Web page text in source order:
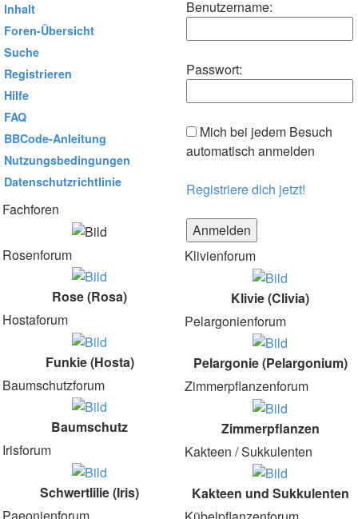
Inhalt
Foren-Übersicht
Suche
Registrieren
Hilfe
FAQ
BBCode-Anleitung
Nutzungsbedingungen
Datenschutzrichtlinie
Fachforen
Rosenforum
Rose (Rosa)
Hostaforum
Funkie (Hosta)
Baumschutzforum
Baumschutz
Irisforum
Schwertlilie (Iris)
Benutzername:
Passwort:
Mich bei jedem Besuch
automatisch anmelden
Registriere dich jetzt!
Klivienforum
Klivie (Clivia)
Pelargonienforum
Pelargonie (Pelargonium)
Zimmerpflanzenforum
Zimmerpflanzen
Kakteen / Sukkulenten
Kakteen und Sukkulenten